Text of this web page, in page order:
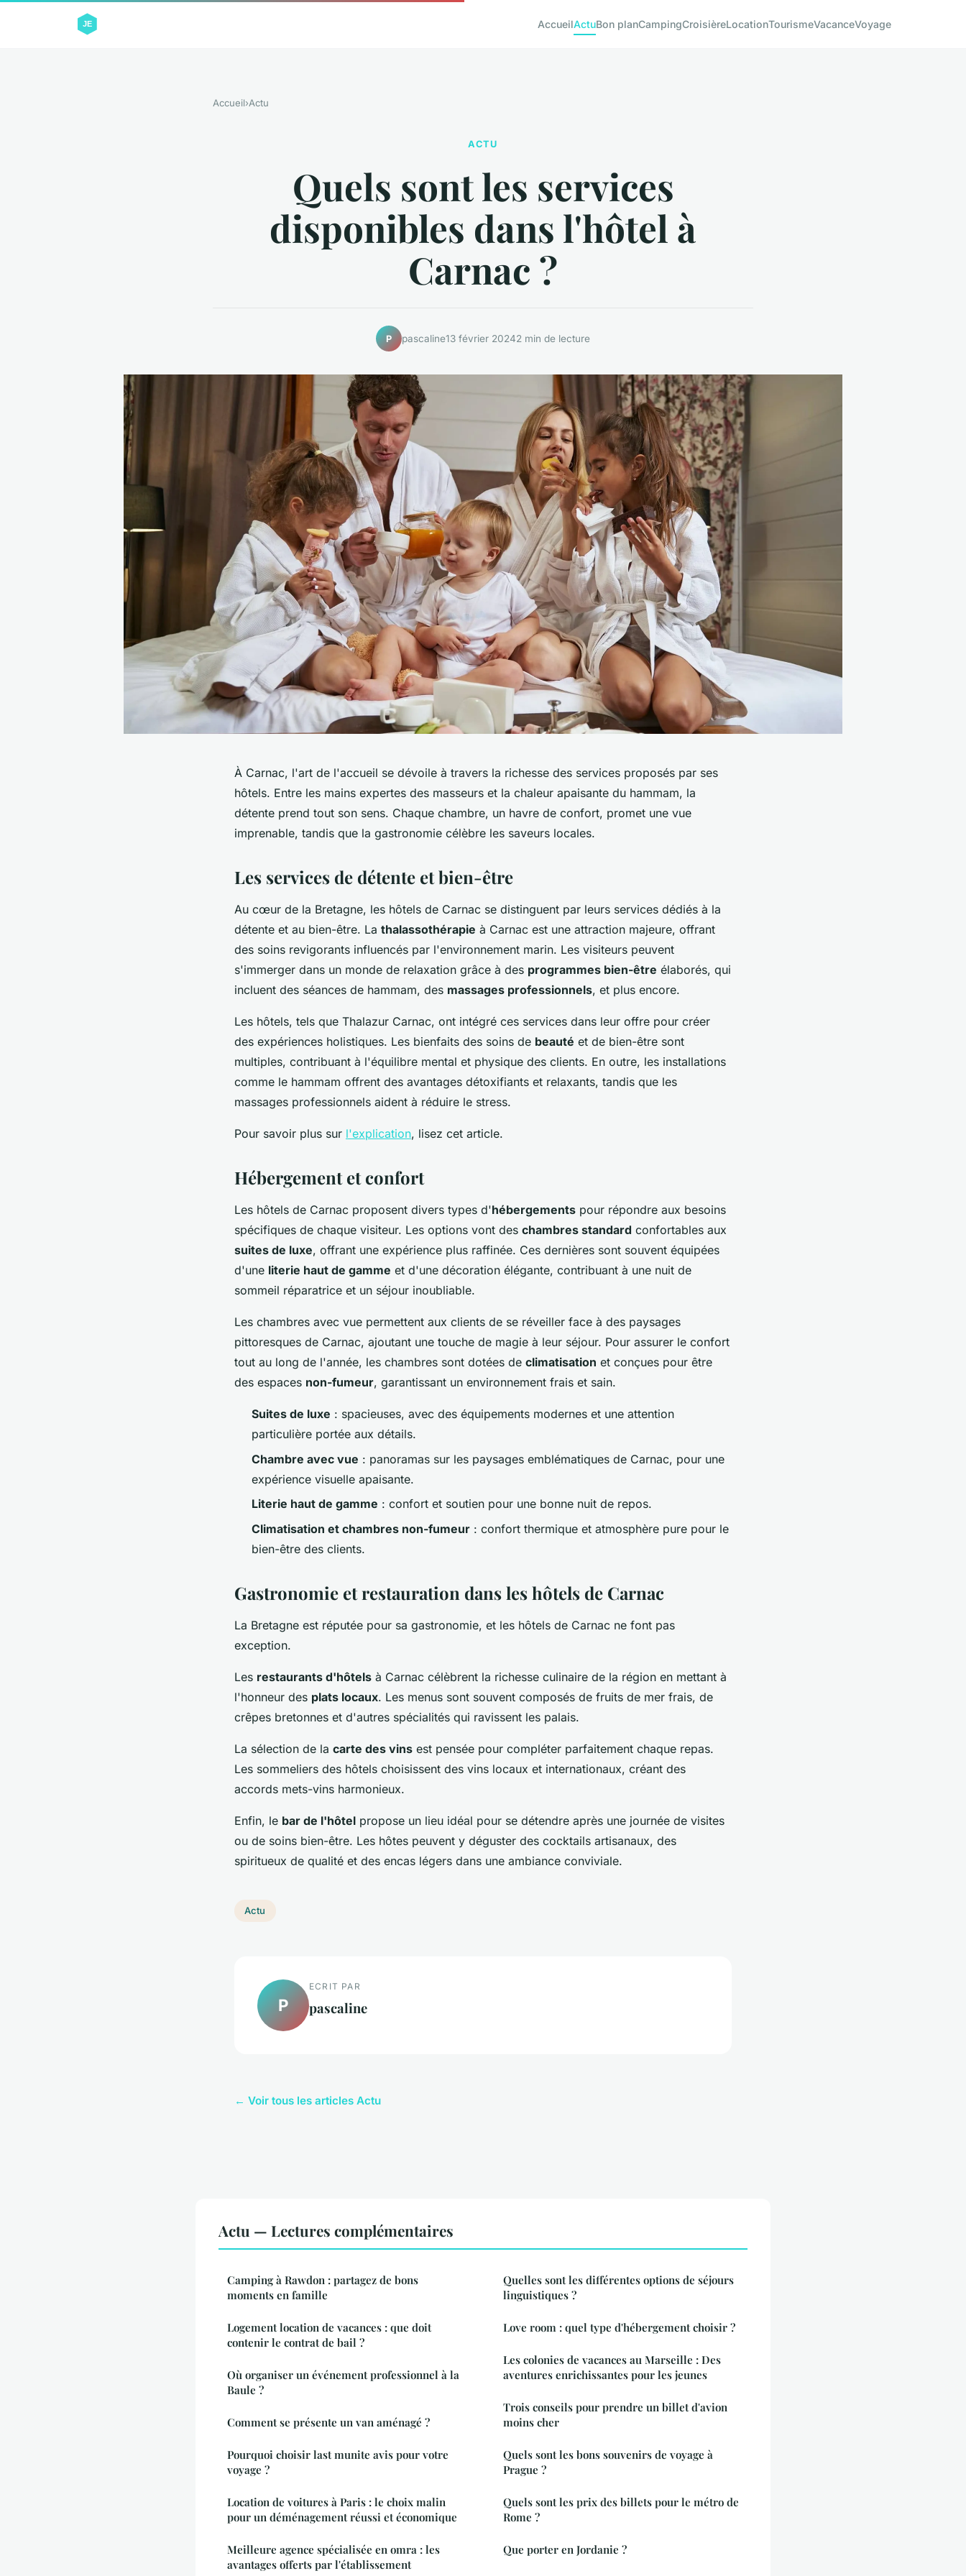
AccueilActuBon planCampingCroisièreLocationTourismeVacanceVoyage
Accueil›Actu
ACTU
Quels sont les services
disponibles dans l'hôtel à
Carnac ?
P pascaline13 février 20242 min de lecture
À Carnac, l'art de l'accueil se dévoile à travers la richesse des services proposés par ses
hôtels. Entre les mains expertes des masseurs et la chaleur apaisante du hammam, la
détente prend tout son sens. Chaque chambre, un havre de confort, promet une vue
imprenable, tandis que la gastronomie célèbre les saveurs locales.
Les services de détente et bien-être
Au cœur de la Bretagne, les hôtels de Carnac se distinguent par leurs services dédiés à la
détente et au bien-être. La thalassothérapie à Carnac est une attraction majeure, offrant
des soins revigorants influencés par l'environnement marin. Les visiteurs peuvent
s'immerger dans un monde de relaxation grâce à des programmes bien-être élaborés, qui
incluent des séances de hammam, des massages professionnels, et plus encore.
Les hôtels, tels que Thalazur Carnac, ont intégré ces services dans leur offre pour créer
des expériences holistiques. Les bienfaits des soins de beauté et de bien-être sont
multiples, contribuant à l'équilibre mental et physique des clients. En outre, les installations
comme le hammam offrent des avantages détoxifiants et relaxants, tandis que les
massages professionnels aident à réduire le stress.
Pour savoir plus sur l'explication, lisez cet article.
Hébergement et confort
Les hôtels de Carnac proposent divers types d'hébergements pour répondre aux besoins
spécifiques de chaque visiteur. Les options vont des chambres standard confortables aux
suites de luxe, offrant une expérience plus raffinée. Ces dernières sont souvent équipées
d'une literie haut de gamme et d'une décoration élégante, contribuant à une nuit de
sommeil réparatrice et un séjour inoubliable.
Les chambres avec vue permettent aux clients de se réveiller face à des paysages
pittoresques de Carnac, ajoutant une touche de magie à leur séjour. Pour assurer le confort
tout au long de l'année, les chambres sont dotées de climatisation et conçues pour être
des espaces non-fumeur, garantissant un environnement frais et sain.
Suites de luxe : spacieuses, avec des équipements modernes et une attention
particulière portée aux détails.
Chambre avec vue : panoramas sur les paysages emblématiques de Carnac, pour une
expérience visuelle apaisante.
Literie haut de gamme : confort et soutien pour une bonne nuit de repos.
Climatisation et chambres non-fumeur : confort thermique et atmosphère pure pour le
bien-être des clients.
Gastronomie et restauration dans les hôtels de Carnac
La Bretagne est réputée pour sa gastronomie, et les hôtels de Carnac ne font pas
exception.
Les restaurants d'hôtels à Carnac célèbrent la richesse culinaire de la région en mettant à
l'honneur des plats locaux. Les menus sont souvent composés de fruits de mer frais, de
crêpes bretonnes et d'autres spécialités qui ravissent les palais.
La sélection de la carte des vins est pensée pour compléter parfaitement chaque repas.
Les sommeliers des hôtels choisissent des vins locaux et internationaux, créant des
accords mets-vins harmonieux.
Enfin, le bar de l'hôtel propose un lieu idéal pour se détendre après une journée de visites
ou de soins bien-être. Les hôtes peuvent y déguster des cocktails artisanaux, des
spiritueux de qualité et des encas légers dans une ambiance conviviale.
Actu
P
ECRIT PAR
pascaline
← Voir tous les articles Actu
Actu — Lectures complémentaires
Camping à Rawdon : partagez de bons
moments en famille
Logement location de vacances : que doit
contenir le contrat de bail ?
Où organiser un événement professionnel à la
Baule ?
Comment se présente un van aménagé ?
Pourquoi choisir last munite avis pour votre
voyage ?
Location de voitures à Paris : le choix malin
pour un déménagement réussi et économique
Meilleure agence spécialisée en omra : les
avantages offerts par l'établissement
Quelles sont les différentes options de séjours
linguistiques ?
Love room : quel type d'hébergement choisir ?
Les colonies de vacances au Marseille : Des
aventures enrichissantes pour les jeunes
Trois conseils pour prendre un billet d'avion
moins cher
Quels sont les bons souvenirs de voyage à
Prague ?
Quels sont les prix des billets pour le métro de
Rome ?
Que porter en Jordanie ?